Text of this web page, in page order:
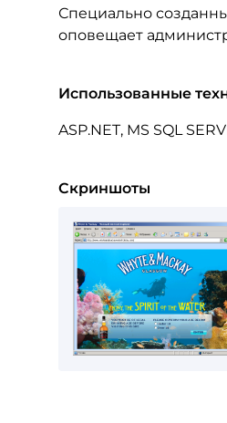
Специально
оповещает
Использованные
ASP.NET, MS SQL
Скриншоты